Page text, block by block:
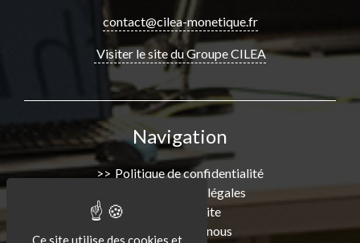
contact@cilea-monetique.fr
Visiter le site du Groupe CILEA
Navigation
Politique de confidentialité
Informations légales
Plan de Site
Consultez-nous
Ce site utilise des cookies et